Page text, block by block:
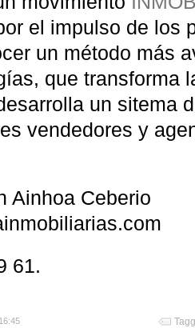
el impulso de los
un método más
que transforma
un sitema
vendedores y
Ainhoa Ceberio
61.